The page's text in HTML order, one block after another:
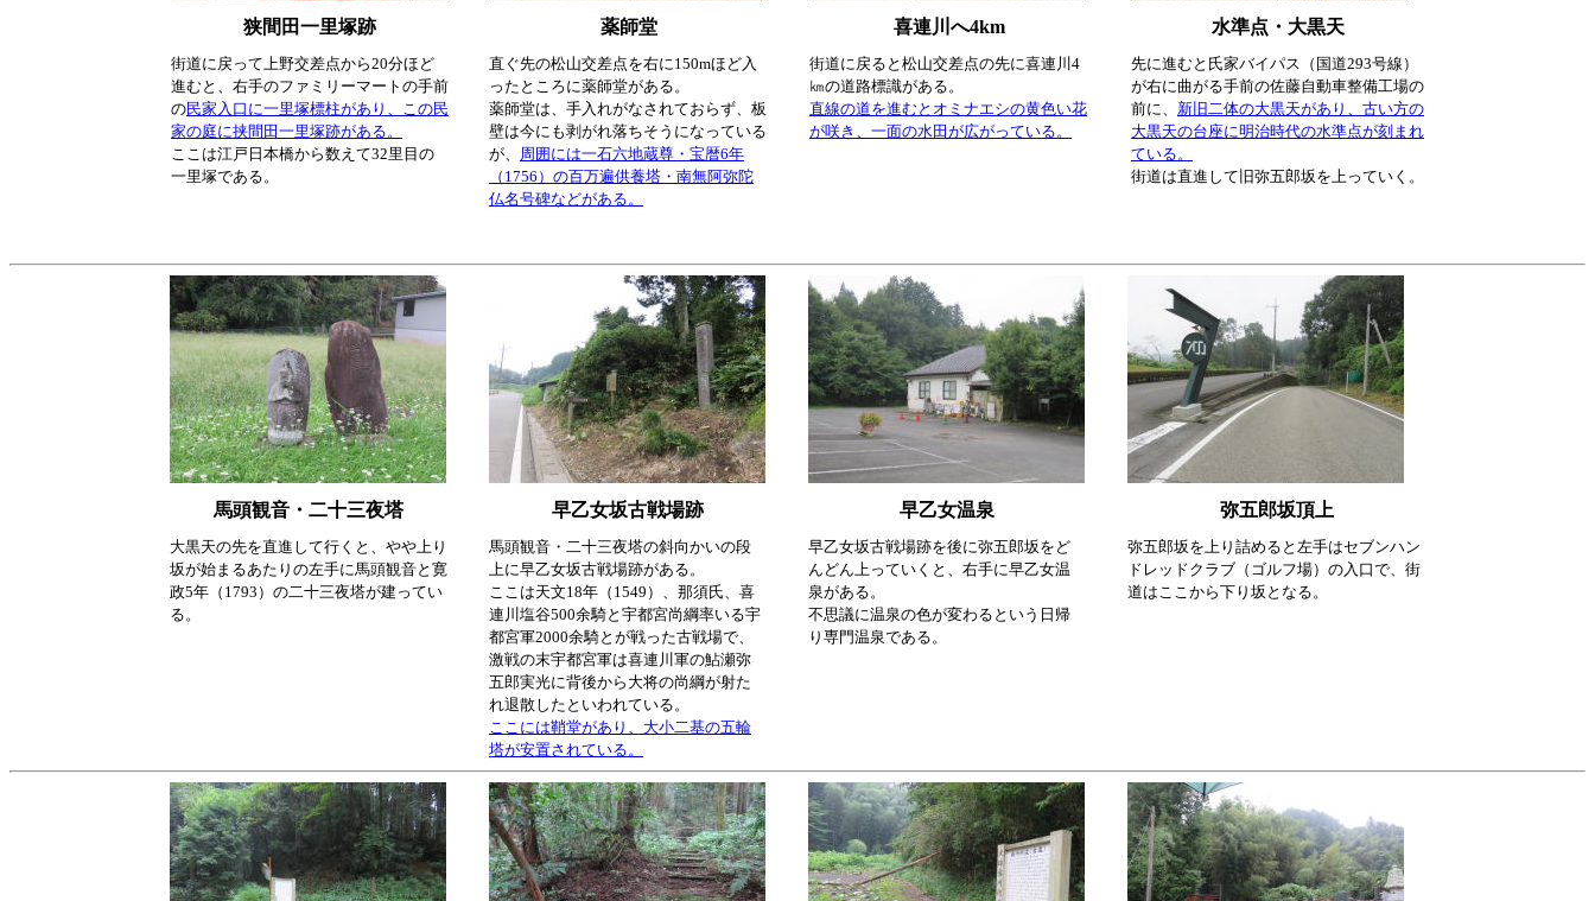
狭間田一里塚跡 薬師堂 喜連川へ4km 水準点・大黒天
街道に戻って上野交差点から20分ほど
進むと、右手のファミリーマートの手前
の民家入口に一里塚標柱があり、この民
家の庭に挟間田一里塚跡がある。
ここは江戸日本橋から数えて32里目の
一里塚である。
直ぐ先の松山交差点を右に150mほど入
ったところに薬師堂がある。
薬師堂は、手入れがなされておらず、板
壁は今にも剥がれ落ちそうになっている
が、 周囲には一石六地蔵尊・宝暦6年
（1756）の百万遍供養塔・南無阿弥陀
仏名号碑などがある。
街道に戻ると松山交差点の先に喜連川4
㎞の道路標識がある。
直線の道を進むとオミナエシの黄色い花
が咲き、一面の水田が広がっている。
先に進むと氏家バイパス（国道293号線）
が右に曲がる手前の佐藤自動車整備工場の
前に、 新旧二体の大黒天があり、古い方の
大黒天の台座に明治時代の水準点が刻まれ
ている。
街道は直進して旧弥五郎坂を上っていく。
馬頭観音・二十三夜塔 早乙女坂古戦場跡 早乙女温泉 弥五郎坂頂上
大黒天の先を直進して行くと、やや上り
坂が始まるあたりの左手に馬頭観音と寛
政5年（1793）の二十三夜塔が建ってい
る。
馬頭観音・二十三夜塔の斜向かいの段
上に早乙女坂古戦場跡がある。
ここは天文18年（1549）、那須氏、喜
連川塩谷500余騎と宇都宮尚綱率いる宇
都宮軍2000余騎とが戦った古戦場で、
激戦の末宇都宮軍は喜連川軍の鮎瀬弥
五郎実光に背後から大将の尚綱が射た
れ退散したといわれている。
ここには鞘堂があり、大小二基の五輪
塔が安置されている。
早乙女坂古戦場跡を後に弥五郎坂をど
んどん上っていくと、右手に早乙女温
泉がある。
不思議に温泉の色が変わるという日帰
り専門温泉である。
弥五郎坂を上り詰めると左手はセブンハン
ドレッドクラブ（ゴルフ場）の入口で、街
道はここから下り坂となる。